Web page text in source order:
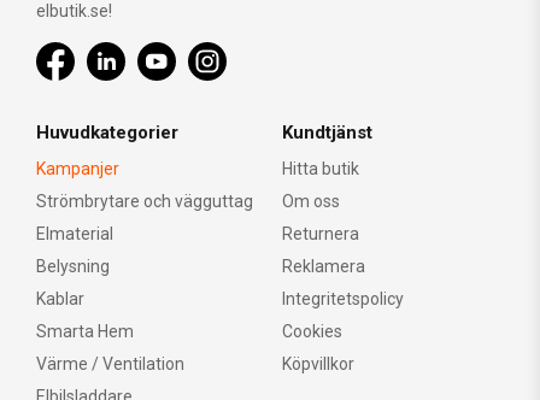
elbutik.se!
Huvudkategorier
Kampanjer
Strömbrytare och vägguttag
Elmaterial
Belysning
Kablar
Smarta Hem
Värme / Ventilation
Kundtjänst
Hitta butik
Om oss
Returnera
Reklamera
Integritetspolicy
Cookies
Köpvillkor